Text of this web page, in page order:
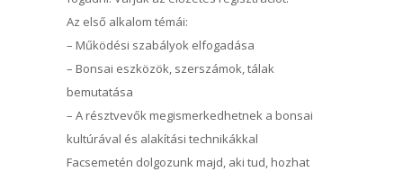
Az első alkalom témái:
– Működési szabályok elfogadása
– Bonsai eszközök, szerszámok, tálak
bemutatása
– A résztvevők megismerkedhetnek a bonsai
kultúrával és alakítási technikákkal
Facsemetén dolgozunk majd, aki tud, hozhat